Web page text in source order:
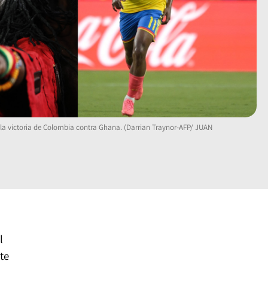
victoria de Colombia contra Ghana. (Darrian Traynor-AFP/ JUAN